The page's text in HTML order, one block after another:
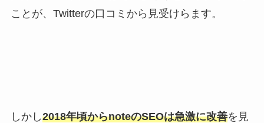
ことが、Twitterの口コミから見受けらます。
しかし2018年頃からnoteのSEOは急激に改善を見